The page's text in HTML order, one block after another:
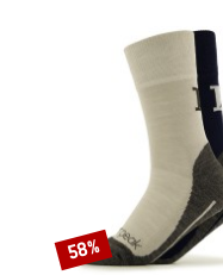
Rabatt
58%